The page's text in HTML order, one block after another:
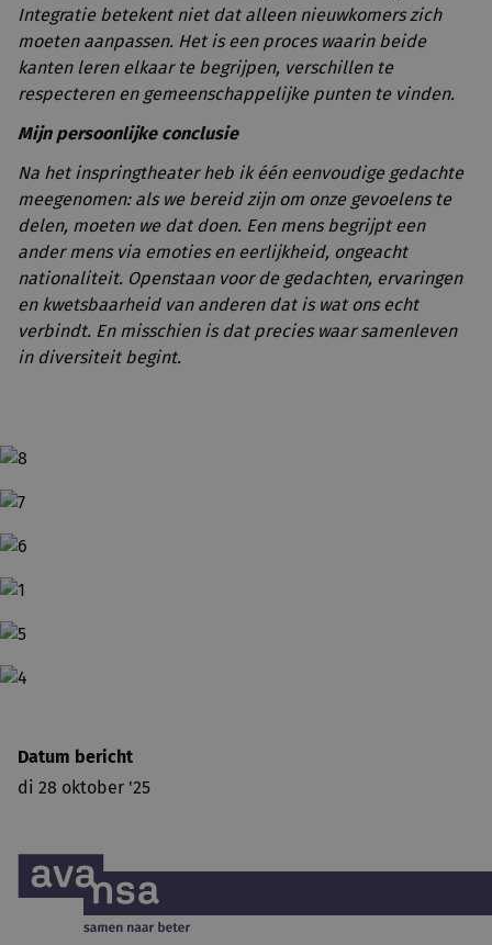
Integratie betekent niet dat alleen nieuwkomers zich
moeten aanpassen. Het is een proces waarin beide
kanten leren elkaar te begrijpen, verschillen te
respecteren en gemeenschappelijke punten te vinden.
Mijn persoonlijke conclusie
Na het inspringtheater heb ik één eenvoudige gedachte
meegenomen: als we bereid zijn om onze gevoelens te
delen, moeten we dat doen. Een mens begrijpt een
ander mens via emoties en eerlijkheid, ongeacht
nationaliteit. Openstaan voor de gedachten, ervaringen
en kwetsbaarheid van anderen dat is wat ons echt
verbindt. En misschien is dat precies waar samenleven
in diversiteit begint.
Datum bericht
di 28 oktober '25